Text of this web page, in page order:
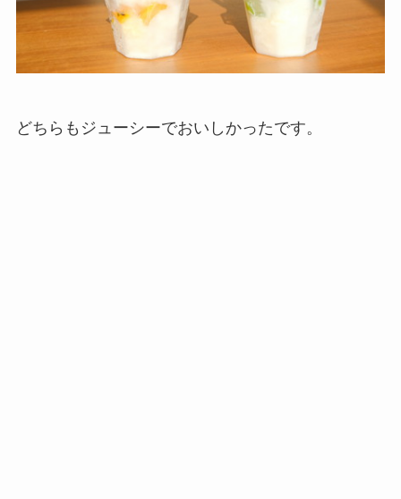
どちらもジューシーでおいしかったです。